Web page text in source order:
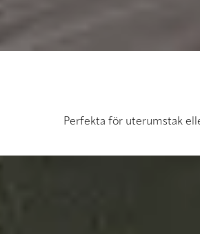
Perfekta för uterumstak